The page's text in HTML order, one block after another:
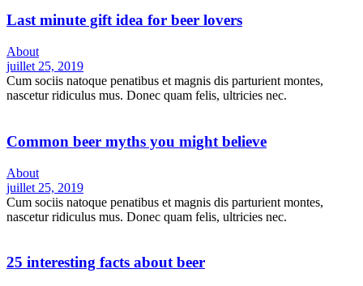
Last minute gift idea for beer lovers
About
juillet 25, 2019
Cum sociis natoque penatibus et magnis dis parturient montes,
nascetur ridiculus mus. Donec quam felis, ultricies nec.
Common beer myths you might believe
About
juillet 25, 2019
Cum sociis natoque penatibus et magnis dis parturient montes,
nascetur ridiculus mus. Donec quam felis, ultricies nec.
25 interesting facts about beer